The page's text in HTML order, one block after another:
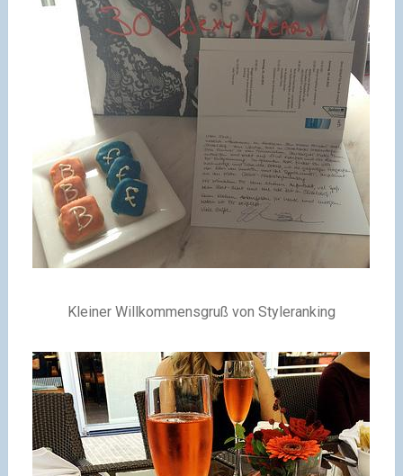
Kleiner Willkommensgruß von Styleranking